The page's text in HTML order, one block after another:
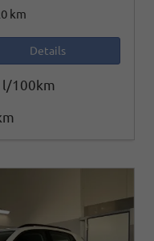
km
Details
l/100km